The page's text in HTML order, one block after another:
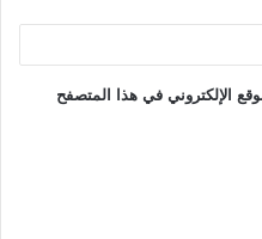
الإلكتروني في هذا المتصفح